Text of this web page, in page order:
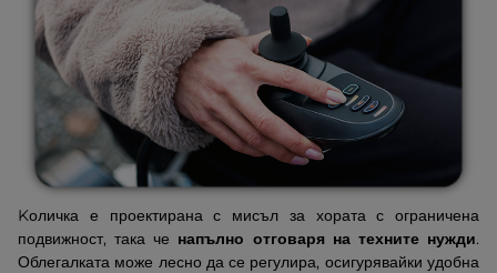
Kоличка е проектирана с мисъл за хората с ограничена
подвижност, така че напълно отговаря на техните нужди.
Облегалката може лесно да се регулира, осигурявайки удобна